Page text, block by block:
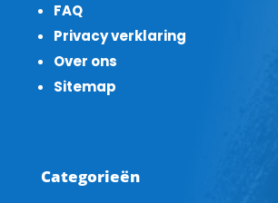
FAQ
Privacy verklaring
Over ons
Sitemap
Categorieën